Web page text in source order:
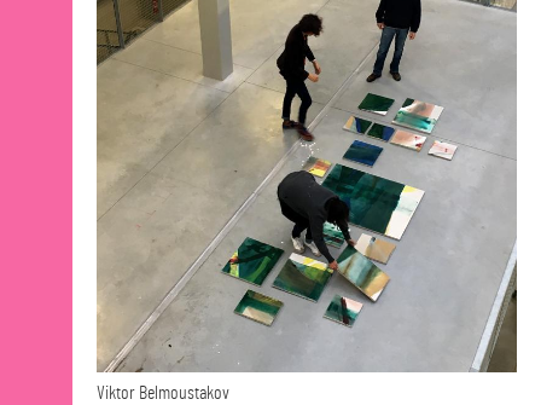
Viktor Belmoustakov